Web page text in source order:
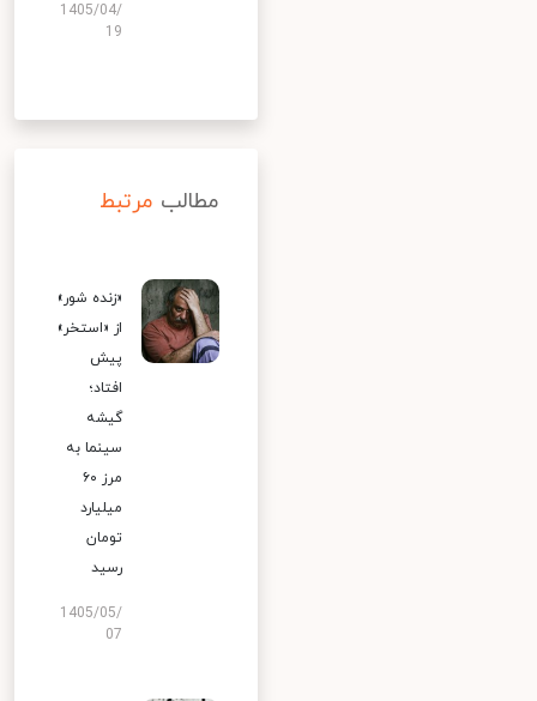
1405/04/
19
مطالب مرتبط
«زنده شور»
از «استخر»
پیش
افتاد؛
گیشه
سینما به
مرز ۶۰
میلیارد
تومان
رسید
1405/05/
07